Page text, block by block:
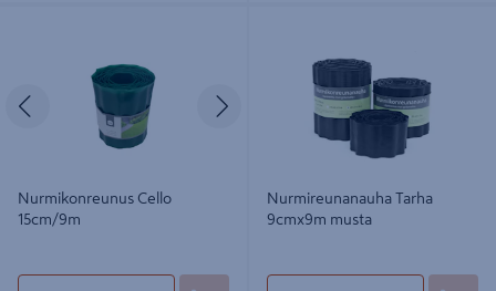
Edellinen
Nurmikonreunus Cello
15cm/9m
Nurmireunanauha Tarha
9cmx9m musta